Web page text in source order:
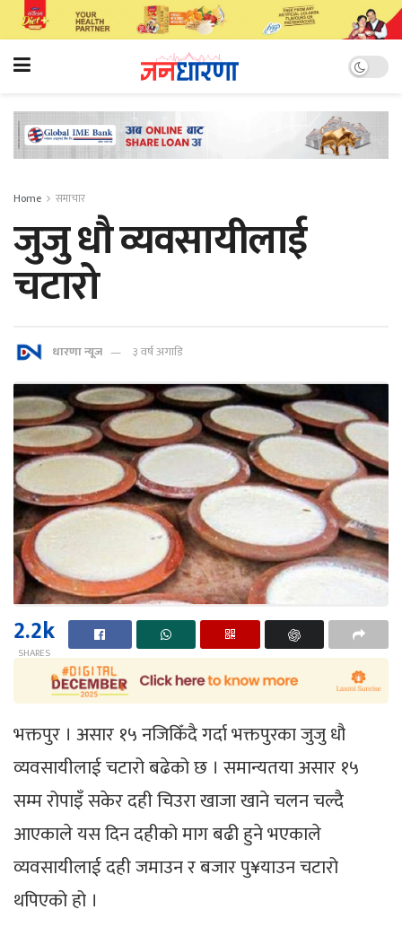
Home समाचार
जुजु धौ व्यवसायीलाई
चटारो
धारणा न्यूज ३ वर्ष अगाडि
2.2k
SHARES
भक्तपुर । असार १५ नजिकिँदै गर्दा भक्तपुरका जुजु धौ
व्यवसायीलाई चटारो बढेको छ । समान्यतया असार १५
सम्म रोपाइँ सकेर दही चिउरा खाजा खाने चलन चल्दै
आएकाले यस दिन दहीको माग बढी हुने भएकाले
व्यवसायीलाई दही जमाउन र बजार पु¥याउन चटारो
थपिएको हो ।